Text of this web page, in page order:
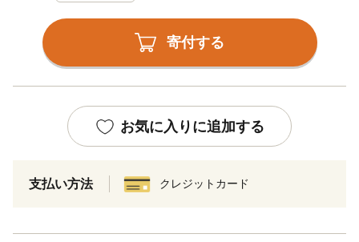
寄付する
お気に入りに追加する
支払い方法 クレジットカード